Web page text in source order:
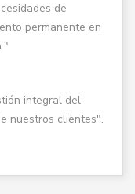
de
permanente en
integral del
nuestros clientes".